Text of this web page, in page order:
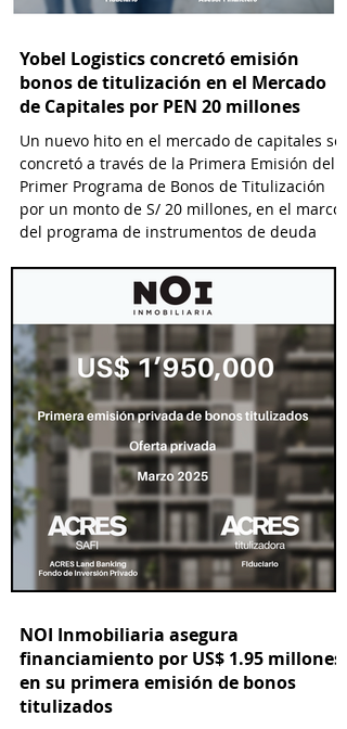
Yobel Logistics concretó emisión
bonos de titulización en el Mercado
de Capitales por PEN 20 millones
Un nuevo hito en el mercado de capitales se
concretó a través de la Primera Emisión del
Primer Programa de Bonos de Titulización
por un monto de S/ 20 millones, en el marco
del programa de instrumentos de deuda
S.A., el cual permitirá emisiones hasta por S/
NOI Inmobiliaria asegura
financiamiento por US$ 1.95 millones
en su primera emisión de bonos
titulizados